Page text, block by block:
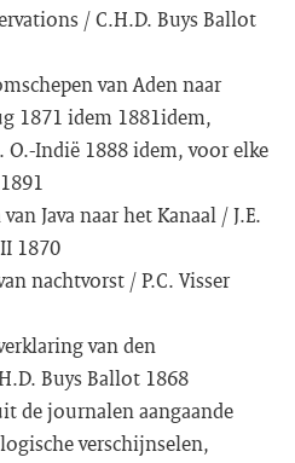
/ C.H.D. Buys Ballot
van Aden naar
1871 idem 1881idem,
O.-Indië 1888 idem, voor elke
Java naar het Kanaal / J.E.
1870
nachtvorst / P.C. Visser
van den
Buys Ballot 1868
de journalen aangaande
verschijnselen,